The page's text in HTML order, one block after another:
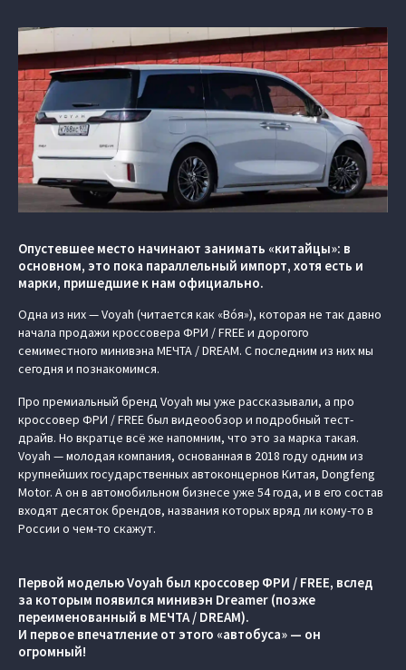
Опустевшее место начинают занимать «китайцы»: в
основном, это пока параллельный импорт, хотя есть и
марки, пришедшие к нам официально.
Одна из них — Voyah (читается как «Вóя»), которая не так давно
начала продажи кроссовера ФРИ / FREE и дорогого
семиместного минивэна МЕЧТА / DREAM. С последним из них мы
сегодня и познакомимся.
Про премиальный бренд Voyah мы уже рассказывали, а про
кроссовер ФРИ / FREE был видеообзор и подробный тест-
драйв. Но вкратце всё же напомним, что это за марка такая.
Voyah — молодая компания, основанная в 2018 году одним из
крупнейших государственных автоконцернов Китая, Dongfeng
Motor. А он в автомобильном бизнесе уже 54 года, и в его состав
входят десяток брендов, названия которых вряд ли кому-то в
России о чем-то скажут.
Первой моделью Voyah был кроссовер ФРИ / FREE, вслед
за которым появился минивэн Dreamer (позже
переименованный в МЕЧТА / DREAM).
И первое впечатление от этого «автобуса» — он
огромный!